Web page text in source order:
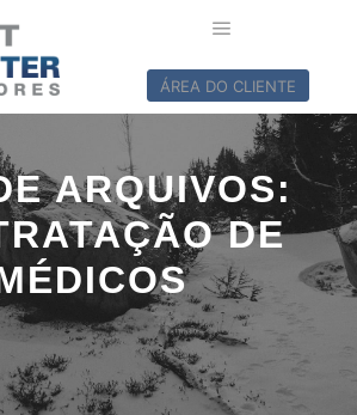
ÁREA DO CLIENTE
ARQUIVOS:
DE